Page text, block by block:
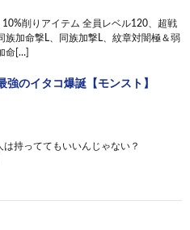
削りアイテム 全員レベル120、超戦
族加命撃L、同族加撃L、紋章対闇極＆弱
命[…]
強のイタコ爆誕【モンスト】
持っててもいいんじゃない？